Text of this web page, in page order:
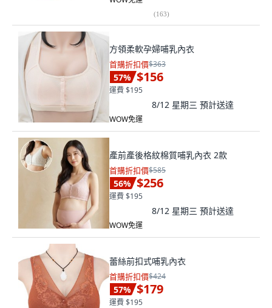
(163)
方領柔軟孕婦哺乳內衣
首購折扣價$363
57% $156
運費 $195
8/12 星期三 預計送達
WOW免運
產前產後格紋棉質哺乳內衣 2款
首購折扣價$585
56% $256
運費 $195
8/12 星期三 預計送達
WOW免運
蕾絲前扣式哺乳內衣
首購折扣價$424
57% $179
運費 $195